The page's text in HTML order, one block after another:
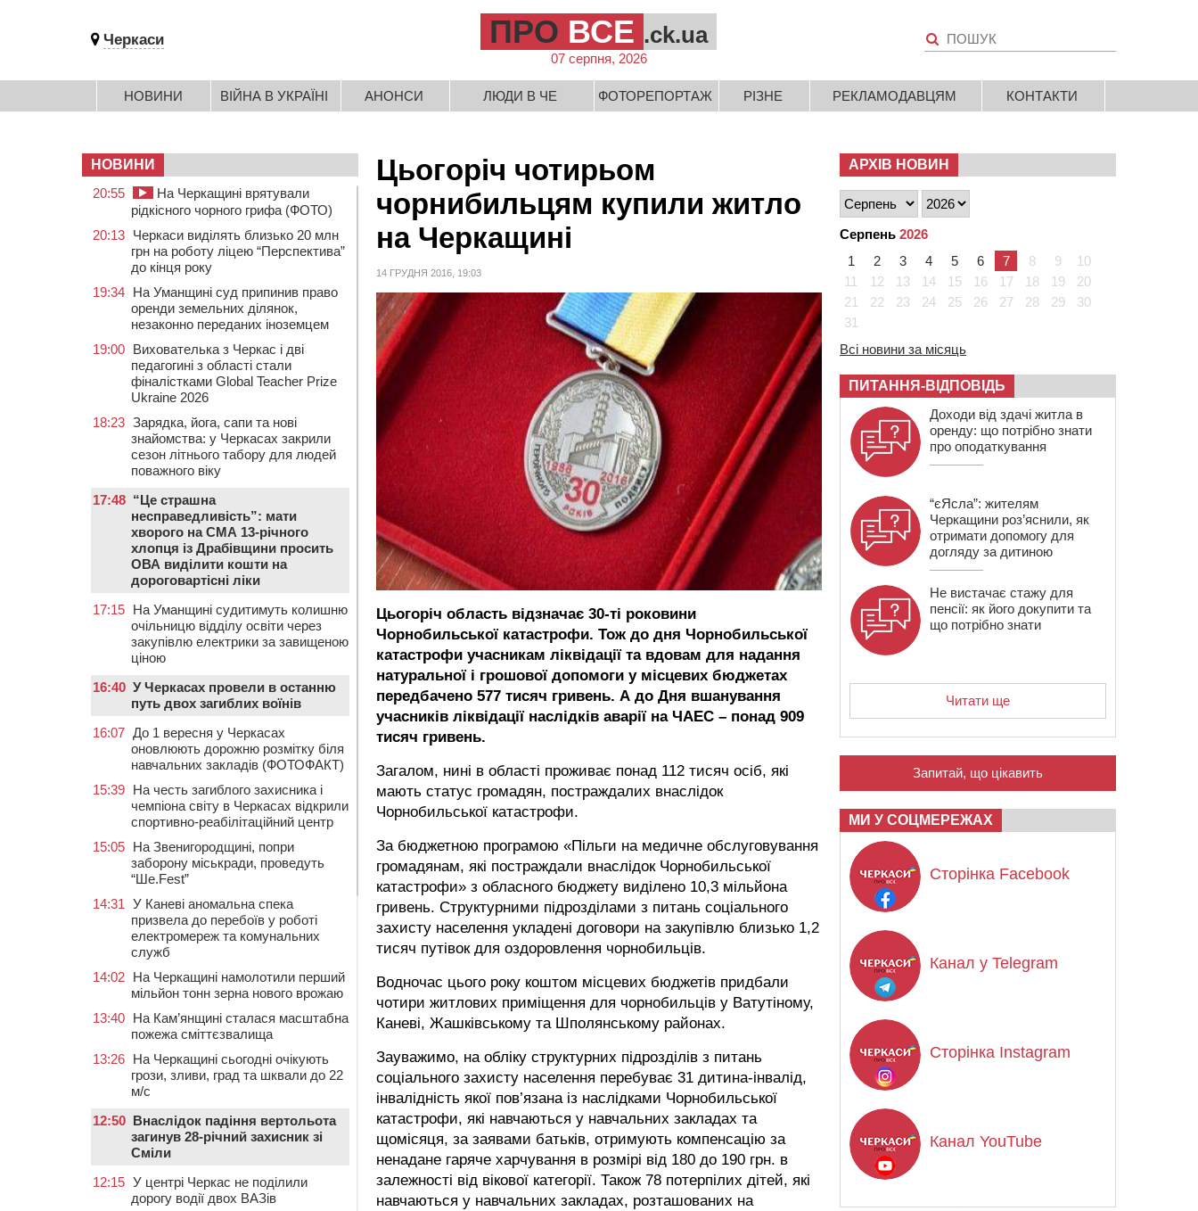
Черкаси ПРО ВСЕ .ck.ua
07 серпня, 2026
НОВИНИ ВІЙНА В УКРАЇНІ АНОНСИ ЛЮДИ В ЧЕ ФОТОРЕПОРТАЖ РІЗНЕ РЕКЛАМОДАВЦЯМ КОНТАКТИ
Цьогоріч чотирьом
чорнибильцям купили житло
на Черкащині
14 ГРУДНЯ 2016, 19:03
Цьогоріч область відзначає 30-ті роковини
Чорнобильської катастрофи. Тож до дня Чорнобильської
катастрофи учасникам ліквідації та вдовам для надання
натуральної і грошової допомоги у місцевих бюджетах
передбачено 577 тисяч гривень. А до Дня вшанування
учасників ліквідації наслідків аварії на ЧАЕС – понад 909
тисяч гривень.
Загалом, нині в області проживає понад 112 тисяч осіб, які
мають статус громадян, постраждалих внаслідок
Чорнобильської катастрофи.
За бюджетною програмою «Пільги на медичне обслуговування
громадянам, які постраждали внаслідок Чорнобильської
катастрофи» з обласного бюджету виділено 10,3 мільйона
гривень. Структурними підрозділами з питань соціального
захисту населення укладені договори на закупівлю близько 1,2
тисяч путівок для оздоровлення чорнобильців.
Водночас цього року коштом місцевих бюджетів придбали
чотири житлових приміщення для чорнобильців у Ватутіному,
Каневі, Жашківському та Шполянському районах.
Зауважимо, на обліку структурних підрозділів з питань
соціального захисту населення перебуває 31 дитина-інвалід,
інвалідність якої пов’язана із наслідками Чорнобильської
катастрофи, які навчаються у навчальних закладах та
щомісяця, за заявами батьків, отримують компенсацію за
ненадане гаряче харчування в розмірі від 180 до 190 грн. в
залежності від вікової категорії. Також 78 потерпілих дітей, які
навчаються у навчальних закладах, розташованих на
НОВИНИ
20:55
На Черкащині врятували
рідкісного чорного грифа (ФОТО)
20:13 Черкаси виділять близько 20 млн
грн на роботу ліцею “Перспектива”
до кінця року
19:34 На Уманщині суд припинив право
оренди земельних ділянок,
незаконно переданих іноземцем
19:00 Вихователька з Черкас і дві
педагогині з області стали
фіналістками Global Teacher Prize
Ukraine 2026
18:23 Зарядка, йога, сапи та нові
знайомства: у Черкасах закрили
сезон літнього табору для людей
поважного віку
17:48 “Це страшна
несправедливість”: мати
хворого на СМА 13-річного
хлопця із Драбівщини просить
ОВА виділити кошти на
дороговартісні ліки
17:15 На Уманщині судитимуть колишню
очільницю відділу освіти через
закупівлю електрики за завищеною
ціною
16:40 У Черкасах провели в останню
путь двох загиблих воїнів
16:07 До 1 вересня у Черкасах
оновлюють дорожню розмітку біля
навчальних закладів (ФОТОФАКТ)
15:39 На честь загиблого захисника і
чемпіона світу в Черкасах відкрили
спортивно-реабілітаційний центр
15:05 На Звенигородщині, попри
заборону міськради, проведуть
“Ше.Fest”
14:31 У Каневі аномальна спека
призвела до перебоїв у роботі
електромереж та комунальних
служб
14:02 На Черкащині намолотили перший
мільйон тонн зерна нового врожаю
13:40 На Кам’янщині сталася масштабна
пожежа сміттєзвалища
13:26 На Черкащині сьогодні очікують
грози, зливи, град та шквали до 22
м/с
12:50 Внаслідок падіння вертольота
загинув 28-річний захисник зі
Сміли
12:15 У центрі Черкас не поділили
дорогу водії двох ВАЗів
АРХІВ НОВИН
Серпень 2026
1
2 3 4 5 6 7 8 9
10
11
12 13 14 15 16 17 18 19
20
21
22 23 24 25 26 27 28 29
30
31
Всі новини за місяць
ПИТАННЯ-ВІДПОВІДЬ
Доходи від здачі житла в
оренду: що потрібно знати
про оподаткування
“єЯсла”: жителям
Черкащини роз’яснили, як
отримати допомогу для
догляду за дитиною
Не вистачає стажу для
пенсії: як його докупити та
що потрібно знати
Читати ще
Запитай, що цікавить
МИ У СОЦМЕРЕЖАХ
Сторінка Facebook
Канал у Telegram
Сторінка Instagram
Канал YouTube